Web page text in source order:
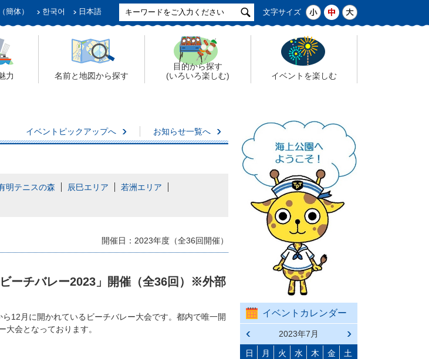
簡体） 한국어 日本語 文字サイズ
力 名前と地図から探す
目的から探す
(いろいろ楽しむ)
イベントを楽しむ
イベントピックアップへ お知らせ一覧へ
明テニスの森 辰巳エリア
若洲エリア
開催日：2023年度（全36回開催）
ーチバレー2023」開催（全36回）※外部
12月に開かれているビーチバレー大会です。都内で唯一開
大会となっております。
イベントカレンダー
前の
月へ
戻る
2023年7月
次の
月へ
進む
日 月 火 水 木 金
土